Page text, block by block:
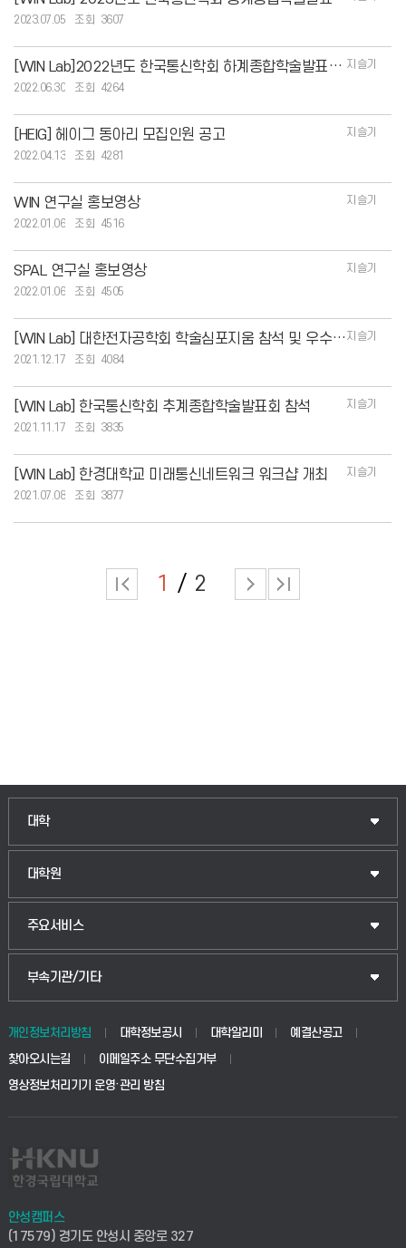
2023.07.05
3607
[WIN Lab]2022년도 한국통신학회 하계종합학술발표회 해동우수논문상 최우수상 수상 지슬기
2022.06.30
4264
[HEIG] 헤이그 동아리 모집인원 공고
지슬기
2022.04.13
4281
WIN 연구실 홍보영상
지슬기
2022.01.06
4516
SPAL 연구실 홍보영상
지슬기
2022.01.06
4505
[WIN Lab] 대한전자공학회 학술심포지움 참석 및 우수논문상 수상 지슬기
2021.12.17
4084
[WIN Lab] 한국통신학회 추계종합학술발표회 참석
지슬기
2021.11.17
3835
[WIN Lab] 한경대학교 미래통신네트워크 워크샵 개최
지슬기
2021.07.08
3877
1 2
대학
인문융합공공인재학부
법경영학부
생명공학부
사회안전시스템공학부
대학원
일반대학원
산업대학원
공공정책대학원
교육대학원
주요서비스
입학안내
웹메일
학사시스템(전문학사 및 전공심화)
사이버캠퍼스(전문학사 및 전공심화)
시설바로처리서비스
부속기관/기타
중앙도서관
학생생활관(안성)
산학협력단
취업지원센터
개인정보처리방침 대학정보공시 대학알리미
예결산공고
찾아오시는길
이메일주소 무단수집거부
영상정보처리기기 운영·관리 방침
안성캠퍼스
(17579) 경기도 안성시 중앙로 327